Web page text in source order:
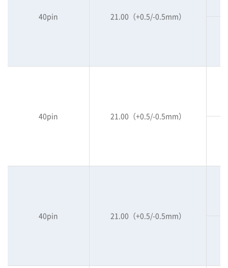
40pin 21.00（+0.5/-0.5mm）
40pin 21.00（+0.5/-0.5mm）
40pin 21.00（+0.5/-0.5mm）